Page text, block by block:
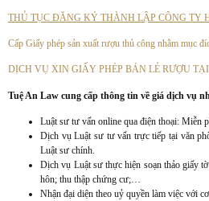
THỦ TỤC ĐĂNG KÝ THÀNH LẬP CÔNG TY
Cấp Giấy phép sản xuất rượu thủ công nhằm mục
DỊCH VỤ XIN GIẤY PHÉP BÁN LẺ RƯỢU
Tuệ An Law cung cấp thông tin về giá dịch vụ
Luật sư tư vấn online qua điện thoại: Miễn
Dịch vụ Luật sư tư vấn trực tiếp tại văn
Luật sư chính.
Dịch vụ Luật sư thực hiện soạn thảo giấy
hôn; thu thập chứng cư;…
Nhận đại diện theo uỷ quyền làm việc với